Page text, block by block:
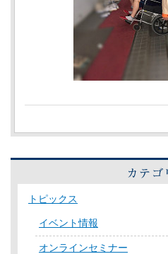
トピックス
イベント情報
オンラインセミナー